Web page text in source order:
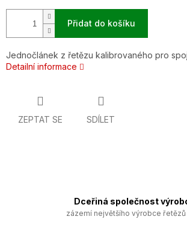
Přidat do košíku
Jednočlánek z řetězu kalibrovaného pro
Detailní informace
ZEPTAT SE SDÍLET
Dceřiná společnost
zázemí největšího výrobce řetězů